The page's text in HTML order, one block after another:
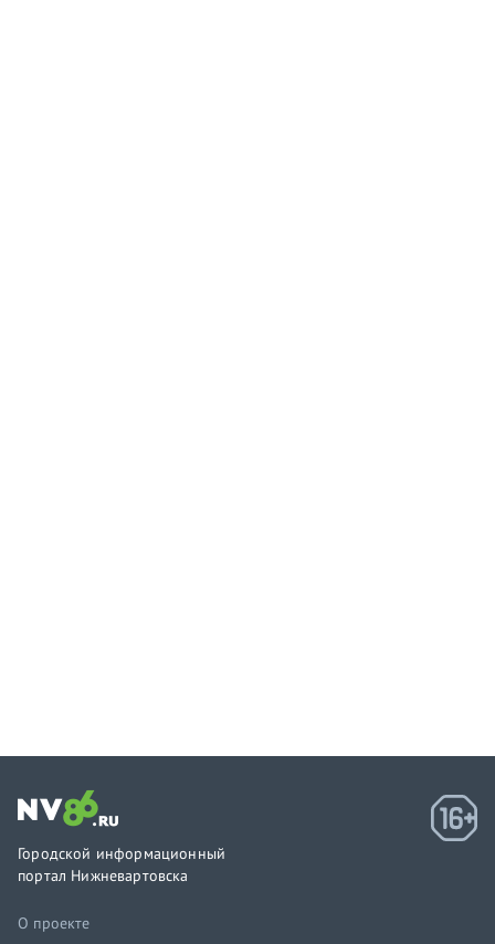
Городской информационный
портал Нижневартовска
О проекте